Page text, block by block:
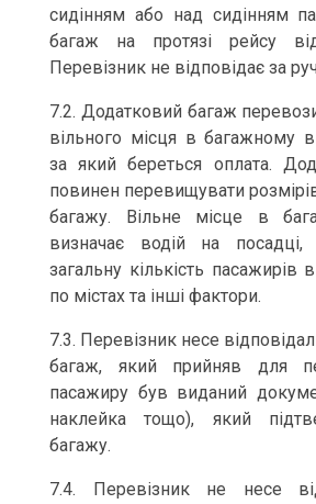
сидінням або над сидінням
багаж на протязі рейсу
Перевізник не відповідає за
7.2. Додатковий багаж
вільного місця в багажному
за який береться оплата.
повинен перевищувати
багажу. Вільне місце в
визначає водій на
загальну кількість пасажирів
по містах та інші фактори.
7.3. Перевізник несе
багаж, який прийняв для
пасажиру був виданий
наклейка тощо), який
багажу.
7.4. Перевізник не несе